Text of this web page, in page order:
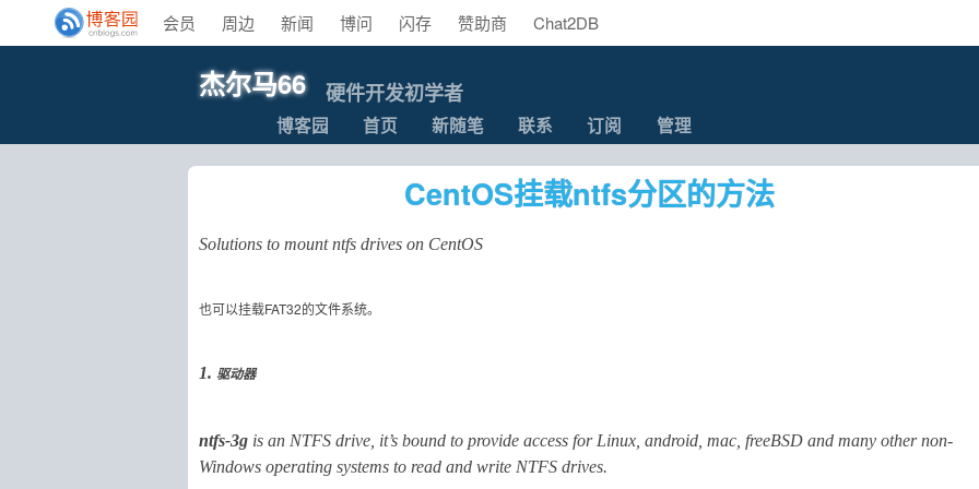
会员 周边 新闻 博问 闪存 赞助商 Chat2DB
杰尔马66 硬件开发初学者
博客园 首页 新随笔 联系 订阅 管理
CentOS挂载ntfs分区的方法
Solutions to mount ntfs drives on CentOS
也可以挂载FAT32的文件系统。
1. 驱动器
ntfs-3g is an NTFS drive, it’s bound to provide access for Linux, android, mac, freeBSD and many other non-
Windows operating systems to read and write NTFS drives.